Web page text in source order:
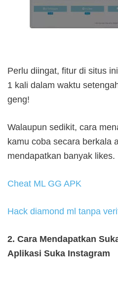
Perlu diingat, fitur di situs
1 kali dalam waktu
geng!
Walaupun sedikit, cara
kamu coba secara berkala
mendapatkan banyak likes.
Cheat ML GG APK
Hack diamond ml tanpa
2. Cara Mendapatkan
Aplikasi Suka Instagram